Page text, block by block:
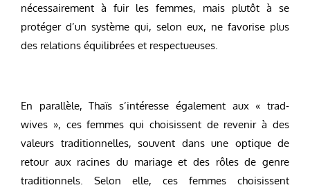
nécessairement à fuir les femmes, mais plutôt à se
protéger d’un système qui, selon eux, ne favorise plus
des relations équilibrées et respectueuses.
En parallèle, Thaïs s’intéresse également aux « trad-
wives », ces femmes qui choisissent de revenir à des
valeurs traditionnelles, souvent dans une optique de
retour aux racines du mariage et des rôles de genre
traditionnels. Selon elle, ces femmes choisissent